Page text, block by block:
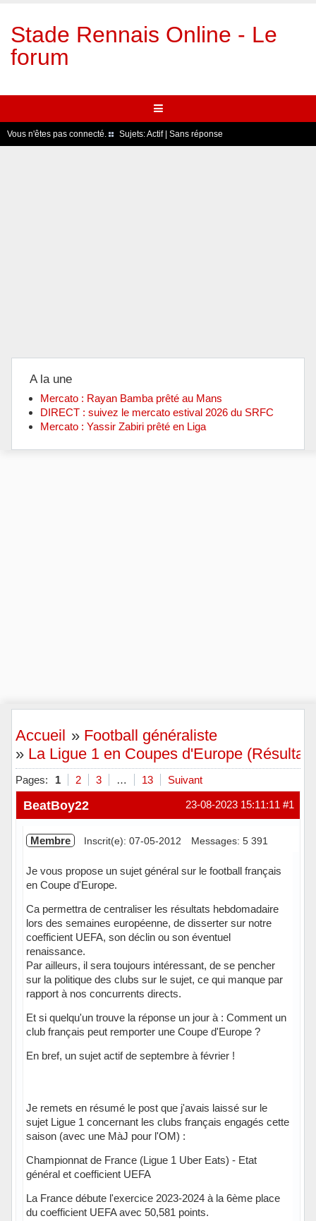
Stade Rennais Online - Le
forum
Vous n'êtes pas connecté. Sujets:Actif| Sans réponse
A la une
Mercato : Rayan Bamba prêté au Mans
DIRECT : suivez le mercato estival 2026 du SRFC
Mercato : Yassir Zabiri prêté en Liga
Accueil » Football généraliste
» La Ligue 1 en Coupes d'Europe
Pages: 1 2 3 … 13 Suivant
#1
23-08-2023 15:11:11
BeatBoy22
Membre Inscrit(e): 07-05-2012 Messages: 5 391
Je vous propose un sujet général sur le football français
en Coupe d'Europe.
Ca permettra de centraliser les résultats hebdomadaire
lors des semaines européenne, de disserter sur notre
coefficient UEFA, son déclin ou son éventuel
renaissance.
Par ailleurs, il sera toujours intéressant, de se pencher
sur la politique des clubs sur le sujet, ce qui manque par
rapport à nos concurrents directs.
Et si quelqu'un trouve la réponse un jour à : Comment un
club français peut remporter une Coupe d'Europe ?
En bref, un sujet actif de septembre à février !
Je remets en résumé le post que j'avais laissé sur le
sujet Ligue 1 concernant les clubs français engagés cette
saison (avec une MàJ pour l'OM) :
Championnat de France (Ligue 1 Uber Eats) - Etat
général et coefficient UEFA
La France débute l'exercice 2023-2024 à la 6ème place
du coefficient UEFA avec 50,581 points.